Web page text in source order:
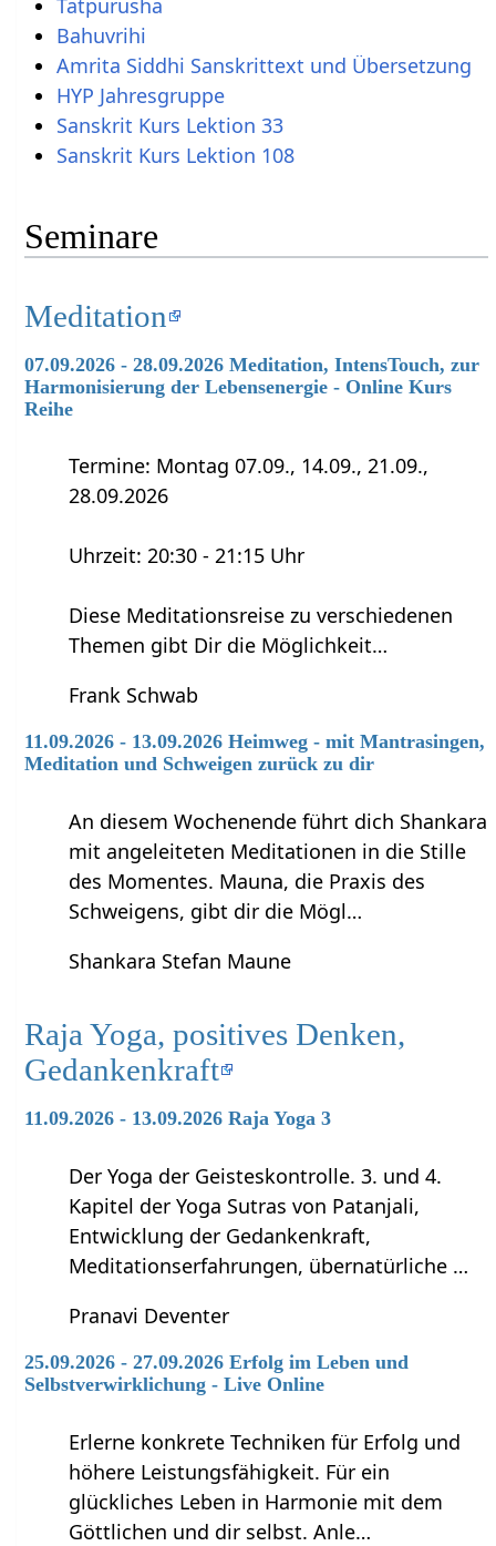
Tatpurusha
Bahuvrihi
Amrita Siddhi Sanskrittext und Übersetzung
HYP Jahresgruppe
Sanskrit Kurs Lektion 33
Sanskrit Kurs Lektion 108
Seminare
Meditation
07.09.2026 - 28.09.2026 Meditation, IntensTouch, zur
Harmonisierung der Lebensenergie - Online Kurs
Reihe
Termine: Montag 07.09., 14.09., 21.09.,
28.09.2026
Uhrzeit: 20:30 - 21:15 Uhr
Diese Meditationsreise zu verschiedenen
Themen gibt Dir die Möglichkeit…
Frank Schwab
11.09.2026 - 13.09.2026 Heimweg - mit Mantrasingen,
Meditation und Schweigen zurück zu dir
An diesem Wochenende führt dich Shankara
mit angeleiteten Meditationen in die Stille
des Momentes. Mauna, die Praxis des
Schweigens, gibt dir die Mögl…
Shankara Stefan Maune
Raja Yoga, positives Denken,
Gedankenkraft
11.09.2026 - 13.09.2026 Raja Yoga 3
Der Yoga der Geisteskontrolle. 3. und 4.
Kapitel der Yoga Sutras von Patanjali,
Entwicklung der Gedankenkraft,
Meditationserfahrungen, übernatürliche …
Pranavi Deventer
25.09.2026 - 27.09.2026 Erfolg im Leben und
Selbstverwirklichung - Live Online
Erlerne konkrete Techniken für Erfolg und
höhere Leistungsfähigkeit. Für ein
glückliches Leben in Harmonie mit dem
Göttlichen und dir selbst. Anle…